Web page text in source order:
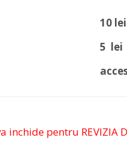
10 lei
5 lei
inchide pentru REVIZIA